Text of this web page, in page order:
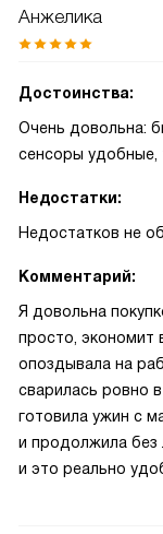
Анжелика
Достоинства:
Очень довольна:
сенсоры удобные,
Недостатки:
Недостатков не
Комментарий:
Я довольна
просто, экономит
опоздывала на
сварилась ровно
готовила ужин с
и продолжила без
и это реально